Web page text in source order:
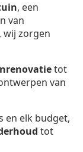
, een
van
, wij zorgen
tot
van
en elk budget,
tot